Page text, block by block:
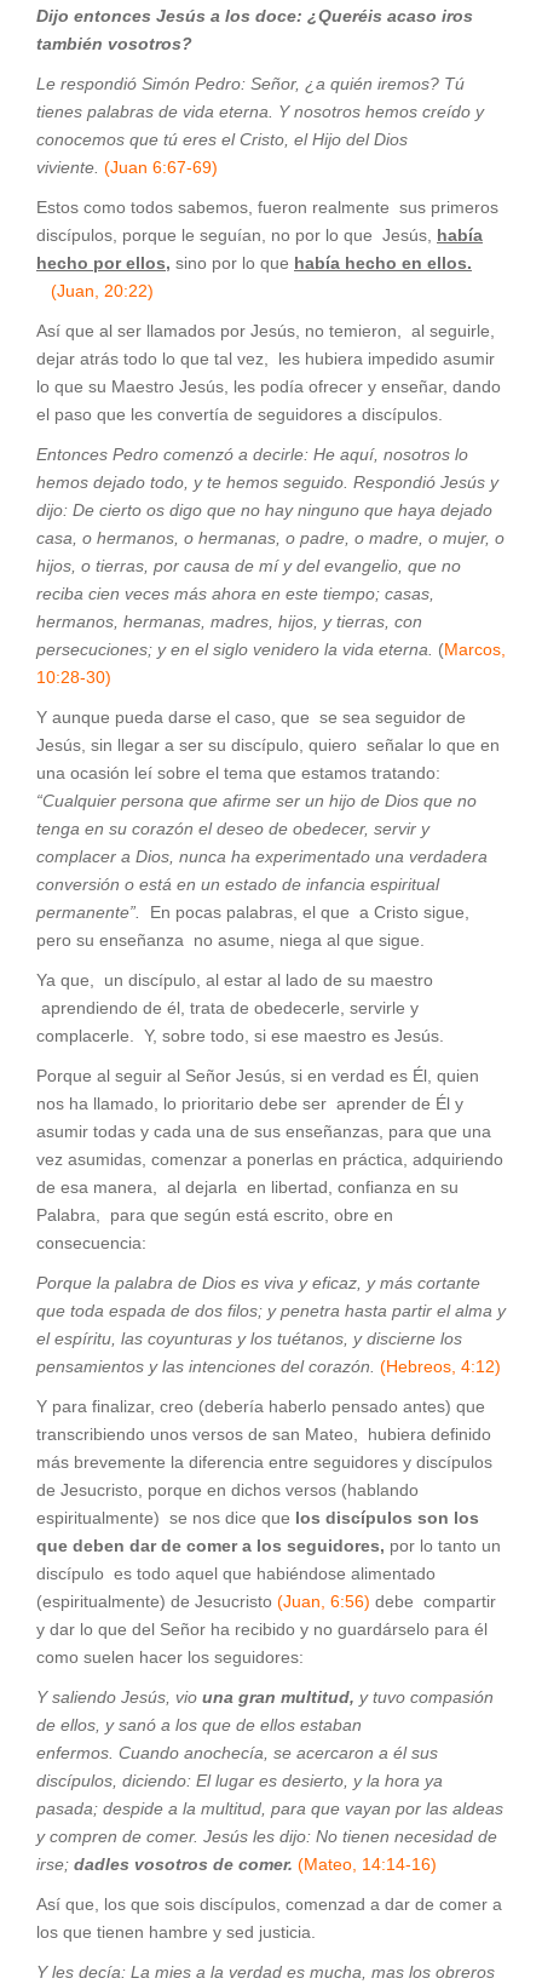
Dijo entonces Jesús a los doce: ¿Queréis acaso iros
también vosotros?
Le respondió Simón Pedro: Señor, ¿a quién iremos? Tú
tienes palabras de vida eterna. Y nosotros hemos creído y
conocemos que tú eres el Cristo, el Hijo del Dios
viviente. (Juan 6:67-69)
Estos como todos sabemos, fueron realmente sus primeros
discípulos, porque le seguían, no por lo que Jesús, había
hecho por ellos, sino por lo que había hecho en ellos.
(Juan, 20:22)
Así que al ser llamados por Jesús, no temieron, al seguirle,
dejar atrás todo lo que tal vez, les hubiera impedido asumir
lo que su Maestro Jesús, les podía ofrecer y enseñar, dando
el paso que les convertía de seguidores a discípulos.
Entonces Pedro comenzó a decirle: He aquí, nosotros lo
hemos dejado todo, y te hemos seguido. Respondió Jesús y
dijo: De cierto os digo que no hay ninguno que haya dejado
casa, o hermanos, o hermanas, o padre, o madre, o mujer, o
hijos, o tierras, por causa de mí y del evangelio, que no
reciba cien veces más ahora en este tiempo; casas,
hermanos, hermanas, madres, hijos, y tierras, con
persecuciones; y en el siglo venidero la vida eterna.
(Marcos,
10:28-30)
Y aunque pueda darse el caso, que se sea seguidor de
Jesús, sin llegar a ser su discípulo, quiero señalar lo que en
una ocasión leí sobre el tema que estamos tratando:
“Cualquier persona que afirme ser un hijo de Dios que no
tenga en su corazón el deseo de obedecer, servir y
complacer a Dios, nunca ha experimentado una verdadera
conversión o está en un estado de infancia espiritual
permanente”.
En pocas palabras, el que a Cristo sigue,
pero su enseñanza no asume, niega al que sigue.
Ya que, un discípulo, al estar al lado de su maestro
aprendiendo de él, trata de obedecerle, servirle y
complacerle. Y, sobre todo, si ese maestro es Jesús.
Porque al seguir al Señor Jesús, si en verdad es Él, quien
nos ha llamado, lo prioritario debe ser aprender de Él y
asumir todas y cada una de sus enseñanzas, para que una
vez asumidas, comenzar a ponerlas en práctica, adquiriendo
de esa manera, al dejarla en libertad, confianza en su
Palabra, para que según está escrito, obre en
consecuencia:
Porque la palabra de Dios es viva y eficaz, y más cortante
que toda espada de dos filos; y penetra hasta partir el alma y
el espíritu, las coyunturas y los tuétanos, y discierne los
pensamientos y las intenciones del corazón. (Hebreos, 4:12)
Y para finalizar, creo (debería haberlo pensado antes) que
transcribiendo unos versos de san Mateo, hubiera definido
más brevemente la diferencia entre seguidores y discípulos
de Jesucristo, porque en dichos versos (hablando
espiritualmente) se nos dice que los discípulos son los
que deben dar de comer a los seguidores, por lo tanto un
discípulo es todo aquel que habiéndose alimentado
(espiritualmente) de Jesucristo (Juan, 6:56) debe compartir
y dar lo que del Señor ha recibido y no guardárselo para él
como suelen hacer los seguidores:
Y saliendo Jesús, vio una gran multitud, y tuvo compasión
de ellos, y sanó a los que de ellos estaban
enfermos. Cuando anochecía, se acercaron a él sus
discípulos, diciendo: El lugar es desierto, y la hora ya
pasada; despide a la multitud, para que vayan por las aldeas
y compren de comer. Jesús les dijo: No tienen necesidad de
irse; dadles vosotros de comer. (Mateo, 14:14-16)
Así que, los que sois discípulos, comenzad a dar de comer a
los que tienen hambre y sed justicia.
Y les decía: La mies a la verdad es mucha, mas los obreros